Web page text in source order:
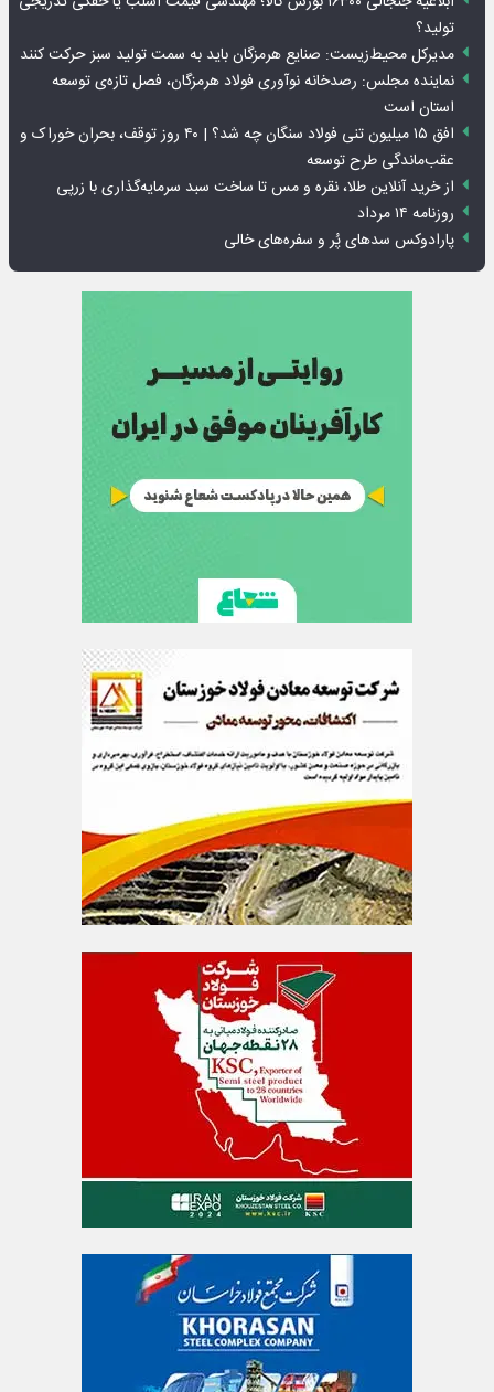
تولید؟
مدیرکل محیط‌زیست: صنایع هرمزگان باید به سمت تولید سبز حرکت کنند
نماینده مجلس: رصدخانه نوآوری فولاد هرمزگان، فصل تازه‌ی توسعه
استان است
افق ۱۵ میلیون تنی فولاد سنگان چه شد؟ | ۴۰ روز توقف، بحران خوراک و
عقب‌ماندگی طرح توسعه
از خرید آنلاین طلا، نقره و مس تا ساخت سبد سرمایه‌گذاری با زرپی
روزنامه ۱۴ مرداد
پارادوکس سدهای پُر و سفره‌های خالی